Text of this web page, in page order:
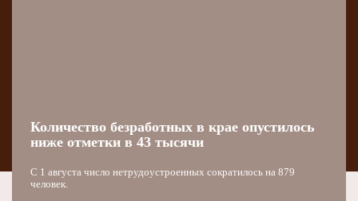
Количество безработных в крае опустилось
ниже отметки в 43 тысячи
С 1 августа число нетрудоустроенных сократилось на 879
человек.